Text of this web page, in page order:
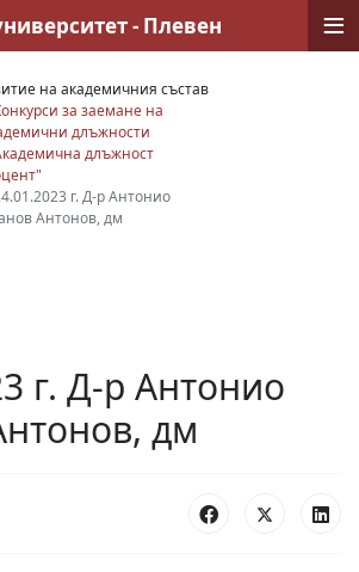
на академичния състав
за заемане на
длъжности
длъжност
г. Д-р Антонио
Антонов, дм
г. Д-р Антонио
дм
- Плевен ≡